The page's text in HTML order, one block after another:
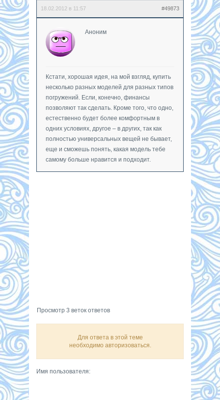
18.02.2012 в 11:57 #49873
Аноним
Кстати, хорошая идея, на мой взгляд, купить
несколько разных моделей для разных типов
погружений. Если, конечно, финансы
позволяют так сделать. Кроме того, что одно,
естественно будет более комфортным в
одних условиях, другое – в других, так как
полностью универсальных вещей не бывает,
еще и сможешь понять, какая модель тебе
самому больше нравится и подходит.
Просмотр 3 веток ответов
Для ответа в этой теме
необходимо авторизоваться.
Имя пользователя: